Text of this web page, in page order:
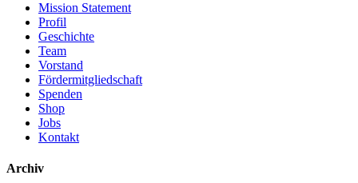
Mission Statement
Profil
Geschichte
Team
Vorstand
Fördermitgliedschaft
Spenden
Shop
Jobs
Kontakt
Archiv